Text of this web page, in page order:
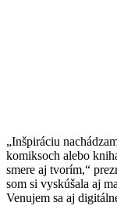
„Inšpiráciu
komiksoch alebo
smere aj tvorím,“
som si vyskúšala aj
Venujem sa aj